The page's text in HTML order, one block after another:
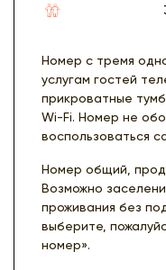
Номер с тремя
услугам гостей
прикроватные
Wi-Fi. Номер не
воспользоваться
Номер общий,
Возможно
проживания без
выберите,
номер».